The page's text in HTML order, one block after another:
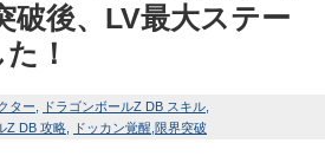
破後、LV最大ステー
！
ター
ドラゴンボールZ DB スキル
Z DB 攻略 ドッカン覚醒 限界突破